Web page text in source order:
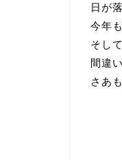
日が
今年
そし
間違
さあ